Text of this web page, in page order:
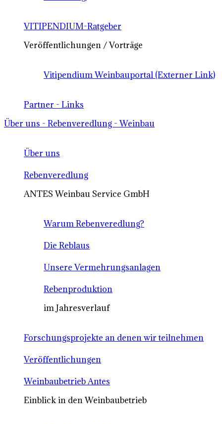
VITIPENDIUM-Ratgeber
Veröffentlichungen / Vorträge
Vitipendium Weinbauportal (Externer Link)
Partner - Links
Über uns - Rebenveredlung - Weinbau
Über uns
Rebenveredlung
ANTES Weinbau Service GmbH
Warum Rebenveredlung?
Die Reblaus
Unsere Vermehrungsanlagen
Rebenproduktion
im Jahresverlauf
Forschungsprojekte an denen wir teilnehmen
Veröffentlichungen
Weinbaubetrieb Antes
Einblick in den Weinbaubetrieb